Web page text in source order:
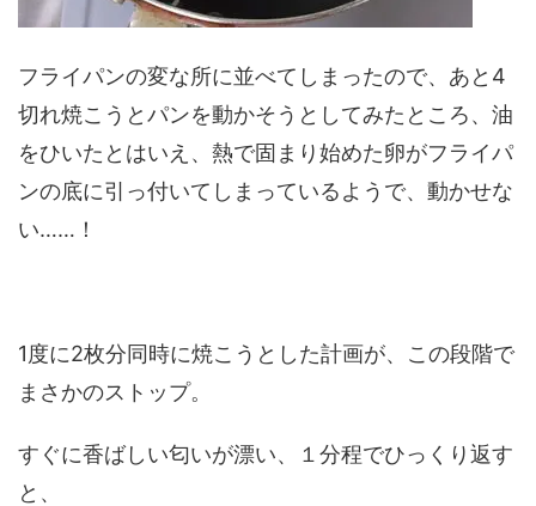
フライパンの変な所に並べてしまったので、あと4
切れ焼こうとパンを動かそうとしてみたところ、油
をひいたとはいえ、熱で固まり始めた卵がフライパ
ンの底に引っ付いてしまっているようで、動かせな
い……！
1度に2枚分同時に焼こうとした計画が、この段階で
まさかのストップ。
すぐに香ばしい匂いが漂い、１分程でひっくり返す
と、